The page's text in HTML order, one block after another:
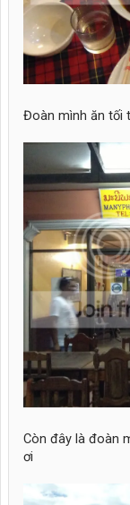
Đoàn mình ăn tối
Còn đây là đoàn
ơi